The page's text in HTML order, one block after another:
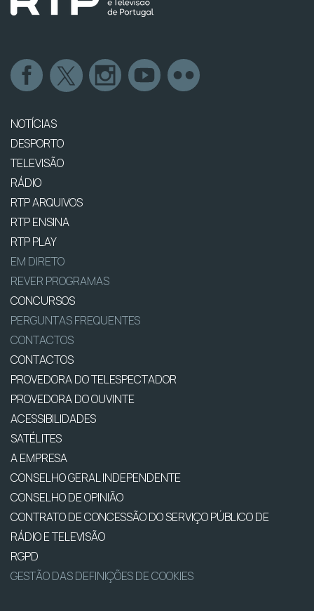
NOTÍCIAS
DESPORTO
TELEVISÃO
RÁDIO
RTP ARQUIVOS
RTP ENSINA
RTP PLAY
EM DIRETO
REVER PROGRAMAS
CONCURSOS
PERGUNTAS FREQUENTES
CONTACTOS
CONTACTOS
PROVEDORA DO TELESPECTADOR
PROVEDORA DO OUVINTE
ACESSIBILIDADES
SATÉLITES
A EMPRESA
CONSELHO GERAL INDEPENDENTE
CONSELHO DE OPINIÃO
CONTRATO DE CONCESSÃO DO SERVIÇO PÚBLICO DE
RÁDIO E TELEVISÃO
RGPD
GESTÃO DAS DEFINIÇÕES DE COOKIES